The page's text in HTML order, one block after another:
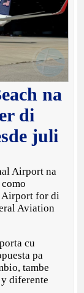
na
di
juli
Airport na
Airport for di
Aviation
cu
pa
tambe
y diferente